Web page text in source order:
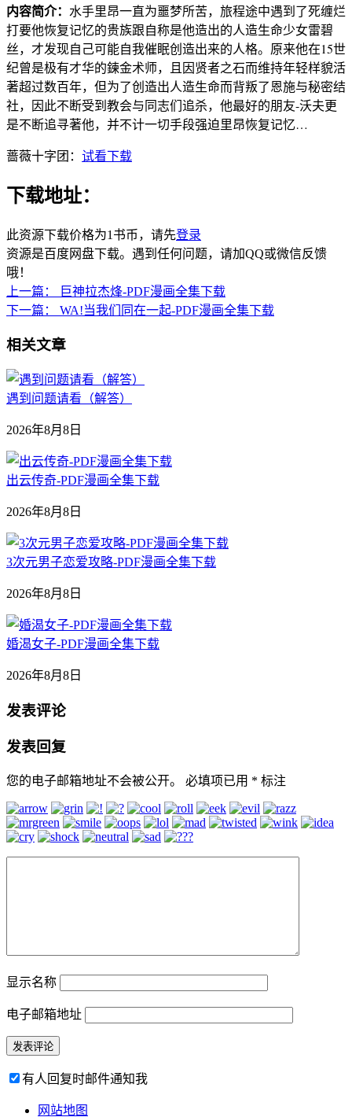
内容简介： 水手里昂一直为噩梦所苦，旅程途中遇到了死缠烂
打要他恢复记忆的贵族跟自称是他造出的人造生命少女雷碧
丝，才发现自己可能自我催眠创造出来的人格。原来他在15世
纪曾是极有才华的鍊金术师，且因贤者之石而维持年轻样貌活
著超过数百年，但为了创造出人造生命而背叛了恩施与秘密结
社，因此不断受到教会与同志们追杀，他最好的朋友-沃夫更
是不断追寻著他，并不计一切手段强迫里昂恢复记忆…
蔷薇十字团： 试看下载
下载地址：
此资源下载价格为1 书币，请先登录
资源是百度网盘下载。遇到任何问题，请加QQ或微信反馈
哦！
上一篇：
巨神拉杰烽-PDF漫画全集下载
下一篇：
WA!当我们同在一起-PDF漫画全集下载
相关文章
遇到问题请看（解答）
2026年8月8日
出云传奇-PDF漫画全集下载
2026年8月8日
3次元男子恋爱攻略-PDF漫画全集下载
2026年8月8日
婚渴女子-PDF漫画全集下载
2026年8月8日
发表评论
发表回复
您的电子邮箱地址不会被公开。 必填项已用 * 标注
显示名称
电子邮箱地址
有人回复时邮件通知我
网站地图